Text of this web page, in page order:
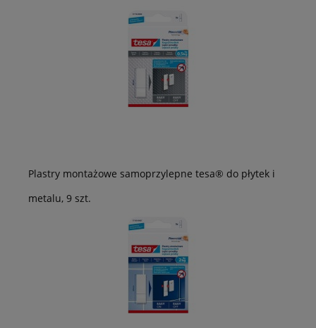
Plastry montażowe samoprzylepne tesa® do płytek i
metalu, 9 szt.